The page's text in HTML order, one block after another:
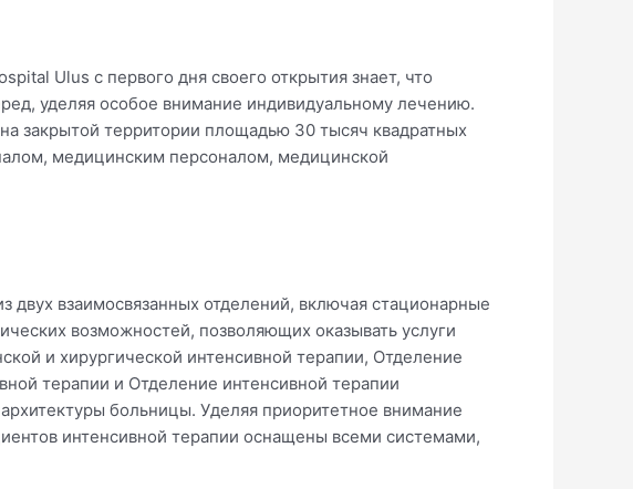
Ulus с первого дня своего открытия знает, что
уделяя особое внимание индивидуальному лечению.
закрытой территории площадью 30 тысяч квадратных
медицинским персоналом, медицинской
взаимосвязанных отделений, включая стационарные
возможностей, позволяющих оказывать услуги
и хирургической интенсивной терапии, Отделение
терапии и Отделение интенсивной терапии
больницы. Уделяя приоритетное внимание
интенсивной терапии оснащены всеми системами,